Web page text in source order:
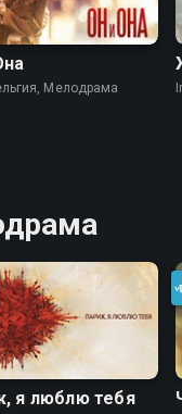
Мелодрама
я люблю тебя